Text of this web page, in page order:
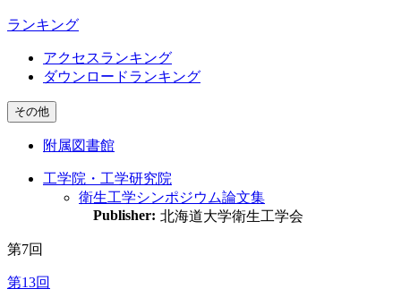
ランキング
アクセスランキング
ダウンロードランキング
その他
附属図書館
工学院・工学研究院
衛生工学シンポジウム論文集
Publisher: 北海道大学衛生工学会
第7回
第13回